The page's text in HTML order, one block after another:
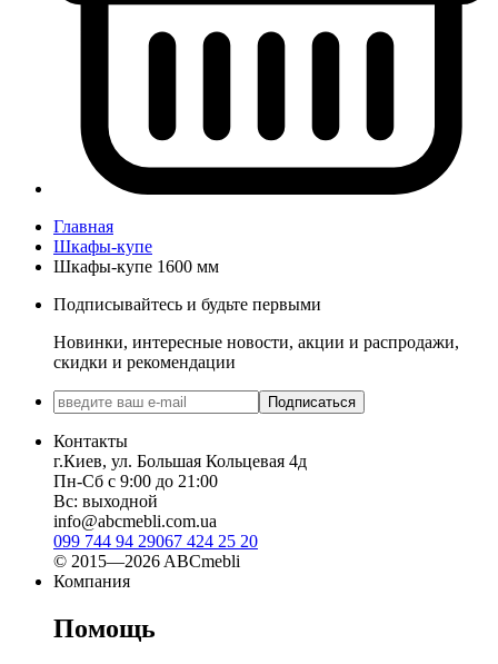
Главная
Шкафы-купе
Шкафы-купе 1600 мм
Подписывайтесь и будьте первыми
Новинки, интересные новости, акции и распродажи,
скидки и рекомендации
Подписаться
Контакты
г.Киев, ул. Большая Кольцевая 4д
Пн-Сб с 9:00 до 21:00
Вс: выходной
info@abcmebli.com.ua
099 744 94 29067 424 25 20
© 2015—2026 ABCmebli
Компания
Помощь